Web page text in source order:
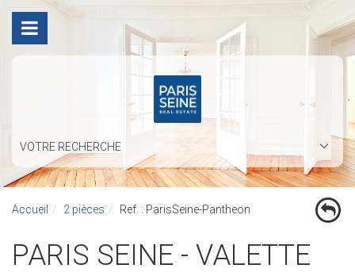
VOTRE RECHERCHE
Accueil 2 pièces Ref. : ParisSeine-Pantheon
PARIS SEINE - VALETTE